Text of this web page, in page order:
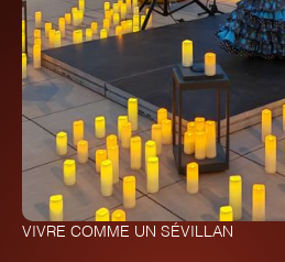
VIVRE COMME UN SÉVILLAN